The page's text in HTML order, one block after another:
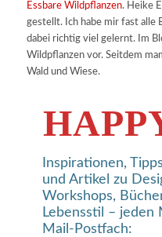
Essbare Wildpflanzen. Heike
gestellt. Ich habe mir fast alle
dabei richtig viel gelernt. Im
Wildpflanzen vor. Seitdem
Wald und Wiese.
Inspirationen,
und Artikel zu
Workshops,
Lebensstil – jeden
Mail-Postfach: